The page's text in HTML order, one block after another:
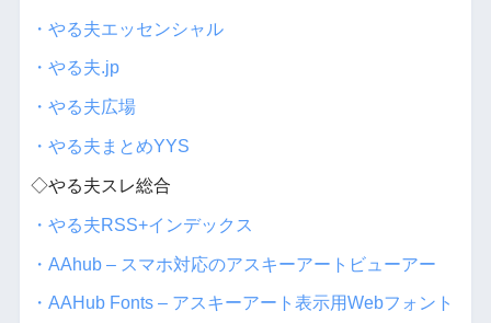
・やる夫エッセンシャル
・やる夫.jp
・やる夫広場
・やる夫まとめYYS
◇やる夫スレ総合
・やる夫RSS+インデックス
・AAhub – スマホ対応のアスキーアートビューアー
・AAHub Fonts – アスキーアート表示用Webフォント